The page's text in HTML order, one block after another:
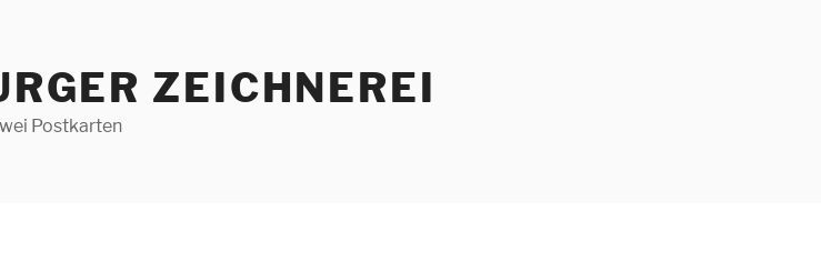
ZEICHNEREI
Postkarten